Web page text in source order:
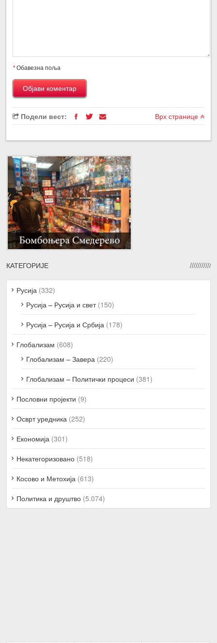
*Обавезна поља
Подели вест: Врх странице
КАТЕГОРИЈЕ
Русија (332)
Русија – Русија и свет(150)
Русија – Русија и Србија (178)
Глобализам (608)
Глобализам – Завера (220)
Глобализам – Политички процеси (381)
Пословни пројекти (9)
Осврт уредника (252)
Економија (301)
Некатегоризовано (518)
Косово и Метохија (613)
Политика и друштво (5.074)